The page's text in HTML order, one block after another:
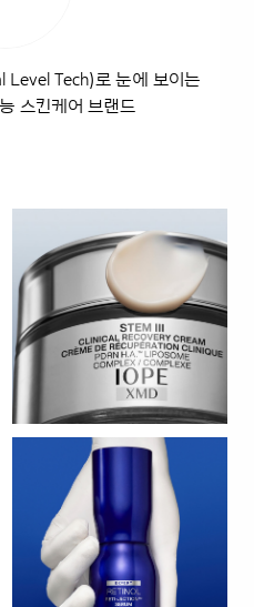
Level Tech)로 눈에 보이는
스킨케어 브랜드